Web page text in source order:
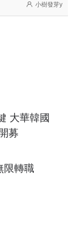
小樹發芽y
大華韓國
募
限轉職